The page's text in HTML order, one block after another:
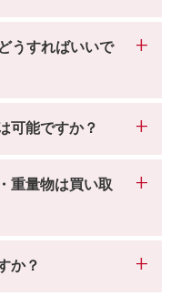
うすればいいで
可能ですか？
重量物は買い取
か？